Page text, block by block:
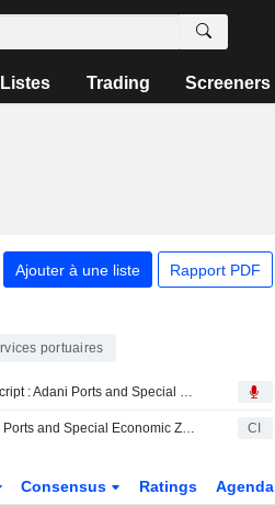
Listes Trading Screeners
Ajouter à une liste Rapport PDF
portuaires
Transcript : Adani Ports and Special Economic Zone Limited, Q1 2027 Earnings Call, Jul 29, 2026
Adani Ports and Special Economic Zone Ltd évaluerait l'acquisition d'une participation majoritaire dans Associated British Ports CI
Consensus Ratings Agenda